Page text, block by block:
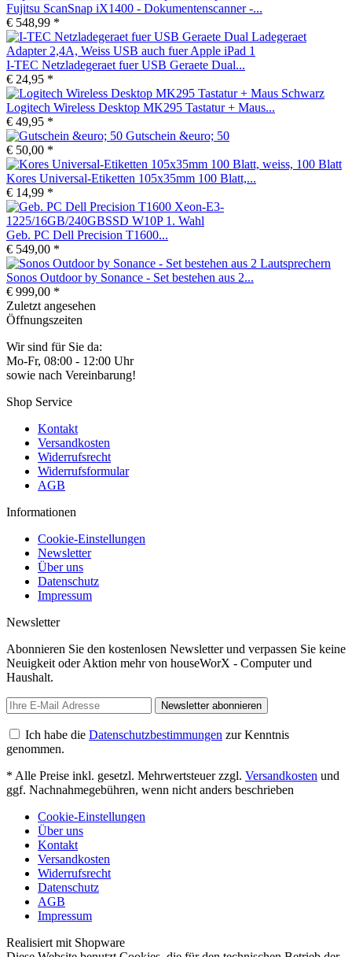
Fujitsu ScanSnap iX1400 - Dokumentenscanner -...
€ 548,99 *
I-TEC Netzladegeraet fuer USB Geraete Dual...
€ 24,95 *
Logitech Wireless Desktop MK295 Tastatur + Maus...
€ 49,95 *
Gutschein &euro; 50
€ 50,00 *
Kores Universal-Etiketten 105x35mm 100 Blatt,...
€ 14,99 *
Geb. PC Dell Precision T1600...
€ 549,00 *
Sonos Outdoor by Sonance - Set bestehen aus 2...
€ 999,00 *
Zuletzt angesehen
Öffnungszeiten
Wir sind für Sie da:
Mo-Fr, 08:00 - 12:00 Uhr
sowie nach Vereinbarung!
Shop Service
Kontakt
Versandkosten
Widerrufsrecht
Widerrufsformular
AGB
Informationen
Cookie-Einstellungen
Newsletter
Über uns
Datenschutz
Impressum
Newsletter
Abonnieren Sie den kostenlosen Newsletter und verpassen Sie keine
Neuigkeit oder Aktion mehr von houseWorX - Computer und
Haushalt.
Newsletter abonnieren
Ich habe die Datenschutzbestimmungen zur Kenntnis
genommen.
* Alle Preise inkl. gesetzl. Mehrwertsteuer zzgl. Versandkosten und
ggf. Nachnahmegebühren, wenn nicht anders beschrieben
Cookie-Einstellungen
Über uns
Kontakt
Versandkosten
Widerrufsrecht
Datenschutz
AGB
Impressum
Realisiert mit Shopware